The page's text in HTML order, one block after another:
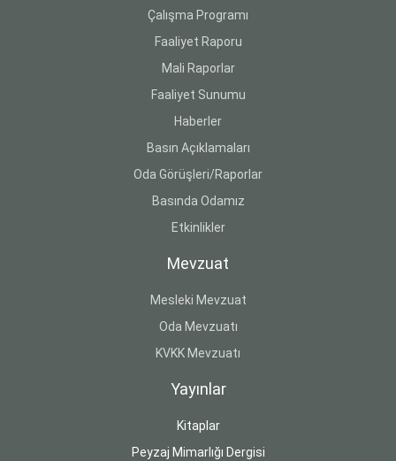
Çalışma Programı
Faaliyet Raporu
Mali Raporlar
Faaliyet Sunumu
Haberler
Basın Açıklamaları
Oda Görüşleri/Raporlar
Basında Odamız
Etkinlikler
Mevzuat
Mesleki Mevzuat
Oda Mevzuatı
KVKK Mevzuatı
Yayınlar
Kitaplar
Peyzaj Mimarlığı Dergisi